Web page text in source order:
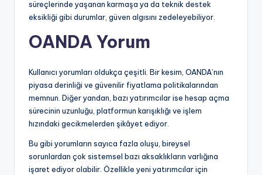
süreçlerinde yaşanan karmaşa ya da teknik destek
eksikliği gibi durumlar, güven algısını zedeleyebiliyor.
OANDA Yorum
Kullanıcı yorumları oldukça çeşitli. Bir kesim, OANDA’nın
piyasa derinliği ve güvenilir fiyatlama politikalarından
memnun. Diğer yandan, bazı yatırımcılar ise hesap açma
sürecinin uzunluğu, platformun karışıklığı ve işlem
hızındaki gecikmelerden şikâyet ediyor.
Bu gibi yorumların sayıca fazla oluşu, bireysel
sorunlardan çok sistemsel bazı aksaklıkların varlığına
işaret ediyor olabilir. Özellikle yeni yatırımcılar için